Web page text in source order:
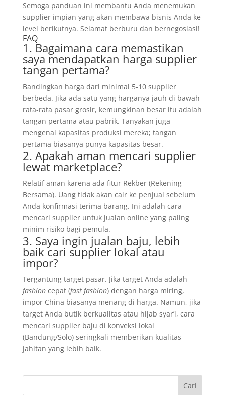
Semoga panduan ini membantu Anda menemukan
supplier impian yang akan membawa bisnis Anda ke
level berikutnya. Selamat berburu dan bernegosiasi!
FAQ
1. Bagaimana cara memastikan
saya mendapatkan harga supplier
tangan pertama?
Bandingkan harga dari minimal 5-10 supplier
berbeda. Jika ada satu yang harganya jauh di bawah
rata-rata pasar grosir, kemungkinan besar itu adalah
tangan pertama atau pabrik. Tanyakan juga
mengenai kapasitas produksi mereka; tangan
pertama biasanya punya kapasitas besar.
2. Apakah aman mencari supplier
lewat marketplace?
Relatif aman karena ada fitur Rekber (Rekening
Bersama). Uang tidak akan cair ke penjual sebelum
Anda konfirmasi terima barang. Ini adalah cara
mencari supplier untuk jualan online yang paling
minim risiko bagi pemula.
3. Saya ingin jualan baju, lebih
baik cari supplier lokal atau
impor?
Tergantung target pasar. Jika target Anda adalah
fashioncepat (fast fashion) dengan harga miring,
impor China biasanya menang di harga. Namun, jika
target Anda butik berkualitas atau hijab syar’i, cara
mencari supplier baju di konveksi lokal
(Bandung/Solo) seringkali memberikan kualitas
jahitan yang lebih baik.
Cari